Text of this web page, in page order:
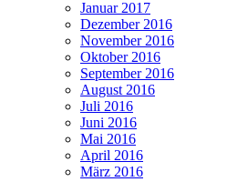
Januar 2017
Dezember 2016
November 2016
Oktober 2016
September 2016
August 2016
Juli 2016
Juni 2016
Mai 2016
April 2016
März 2016